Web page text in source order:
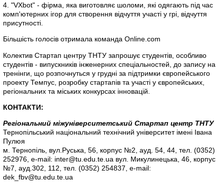
4. "VXbot" - фірма, яка виготовляє шоломи, які одягають під час
комп'ютерних ігор для створення відчуття участі у грі, відчуття
присутності.
Більшість голосів отримала команда Online.com
Колектив Стартап центру ТНТУ запрошує студентів, особливо
студентів - випускників інженерних спеціальностей, до запису на
тренінги, що розпочнуться у грудні за підтримки європейського
проекту Темпус, розробку стартапів та участі у європейських,
регіональних та міських конкурсах інновацій.
КОНТАКТИ:
Регіональний міжуніверситетський Стартап центр ТНТУ
Тернопільський національний технічний університет імені Івана
Пулюя
м. Тернопіль, вул.Руська, 56, корпус №2, ауд. 54, 44, тел. (0352)
252976, e-mail: inter@tu.edu.te.ua вул. Микулинецька, 46, корпус
№7, ауд.302, 112, тел. (0352) 254837, e-mail:
dek_fbv@tu.edu.te.ua